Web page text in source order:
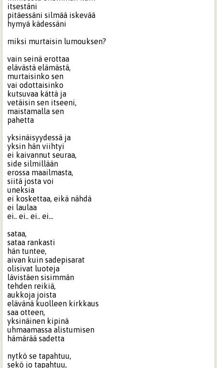
itsestäni
pitäessäni silmää iskevää
hymyä kädessäni
miksi murtaisin lumouksen?
vain seinä erottaa
elävästä elämästä,
murtaisinko sen
vai odottaisinko
kutsuvaa kättä ja
vetäisin sen itseeni,
maistamalla sen
pahetta
yksinäisyydessä ja
yksin hän viihtyi
ei kaivannut seuraa,
side silmillään
erossa maailmasta,
siitä josta voi
uneksia
ei koskettaa, eikä nähdä
ei laulaa
ei.. ei.. ei.. ei…
sataa,
sataa rankasti
hän tuntee,
aivan kuin sadepisarat
olisivat luoteja
lävistäen sisimmän
tehden reikiä,
aukkoja joista
elävänä kuolleen kirkkaus
saa otteen,
yksinäinen kipinä
uhmaamassa alistumisen
hämärää sadetta
nytkö se tapahtuu,
sekö jo tapahtuu,